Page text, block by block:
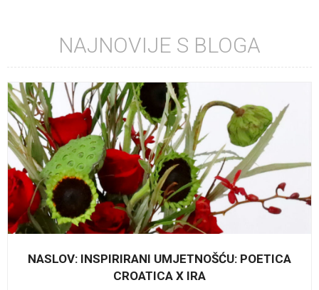
NAJNOVIJE S BLOGA
NASLOV: INSPIRIRANI UMJETNOŠĆU: POETICA
CROATICA X IRA